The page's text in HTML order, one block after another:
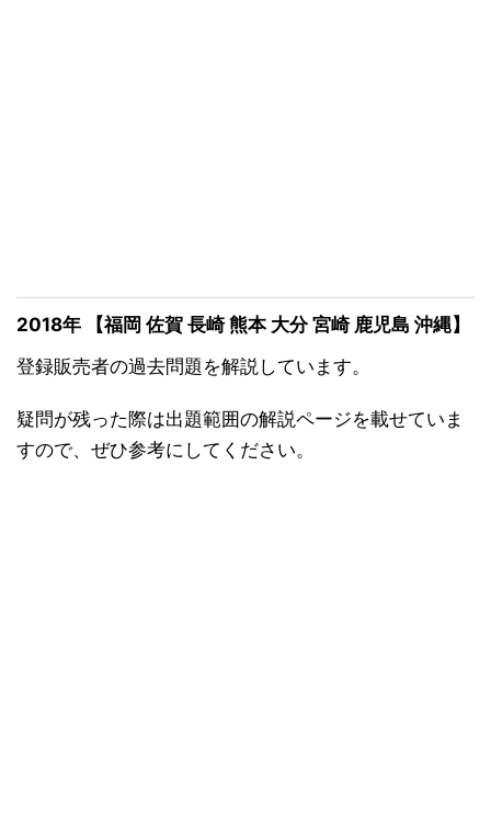
2018年 【福岡 佐賀 長崎 熊本 大分 宮崎 鹿児島 沖縄】
登録販売者の過去問題を解説しています。
疑問が残った際は出題範囲の解説ページを載せていま
すので、ぜひ参考にしてください。